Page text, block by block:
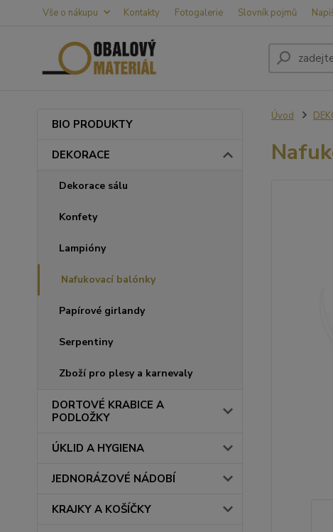
Vše o nákupu Kontakty Fotogalerie Slovník pojmů
BIO PRODUKTY
DEKORACE
Dekorace sálu
Konfety
Lampióny
Nafukovací balónky
Papírové girlandy
Serpentiny
Zboží pro plesy a karnevaly
DORTOVÉ KRABICE A
PODLOŽKY
ÚKLID A HYGIENA
JEDNORÁZOVÉ NÁDOBÍ
KRAJKY A KOŠÍČKY
Úvod